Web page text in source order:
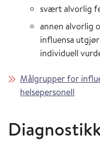
svært alvorlig
annen alvorlig
influensa
individuell
Målgrupper for
helsepersonell